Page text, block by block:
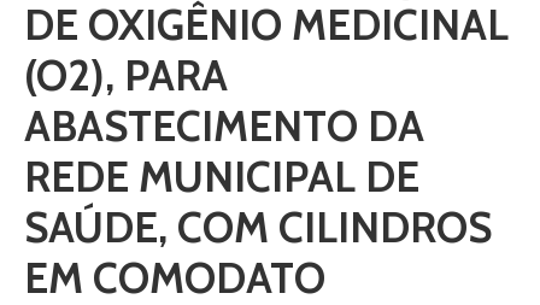
DE OXIGÊNIO MEDICINAL
(O2), PARA
ABASTECIMENTO DA
REDE MUNICIPAL DE
SAÚDE, COM CILINDROS
EM COMODATO